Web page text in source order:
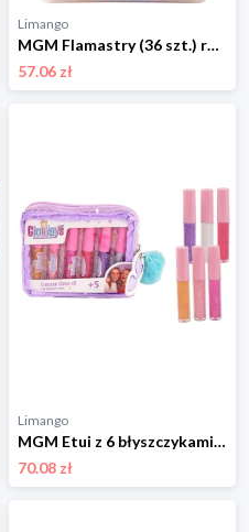
Limango
MGM Flamastry (36 szt.) rozmiar: onesize
57.06 zł
Limango
MGM Etui z 6 błyszczykami - 5+ rozmiar: onesize
70.08 zł